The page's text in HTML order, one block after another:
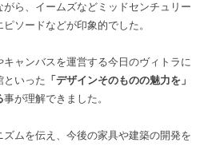
ら、イームズなどミッドセンチュリー
ソードなどが印象的でした。
ャンバスを運営する今日のヴィトラに
といった 「デザインそのものの魅力を」
事が理解できました。
ムを伝え、今後の家具や建築の開発を